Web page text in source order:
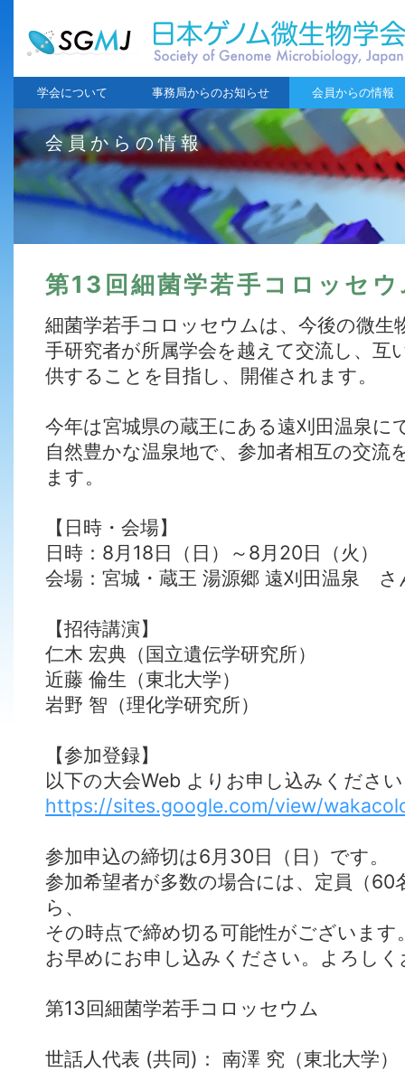
学会について 事務局からのお知らせ 会員からの情報
会員からの情報
第13回細菌学若手コロッセ
細菌学若手コロッセウムは、今後の微生
手研究者が所属学会を越えて交流し、互
供することを目指し、開催されます。
今年は宮城県の蔵王にある遠刈田温泉に
自然豊かな温泉地で、参加者相互の交流
ます。
【日時・会場】
日時：8月18日（日）～8月20日（火）
会場：宮城・蔵王 湯源郷 遠刈田温泉 さ
【招待講演】
仁木 宏典（国立遺伝学研究所）
近藤 倫生（東北大学）
岩野 智（理化学研究所）
【参加登録】
以下の大会Web よりお申し込みくださ
https://sites.google.com/view/
参加申込の締切は6月30日（日）です。
参加希望者が多数の場合には、定員（
ら、
その時点で締め切る可能性がございます
お早めにお申し込みください。よろし
第13回細菌学若手コロッセウム
世話人代表 (共同)： 南澤 究（東北大学）